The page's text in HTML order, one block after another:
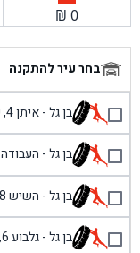
₪ 0
בחר עיר להתקנה
בן גל - איתן 4, ירושלים - ירושלים
בן גל - העבודה 20, אשקלון - אשקלון
בן גל - השיש 8, חיפה - חיפה
בן גל - גלבוע 6, שילת - שילת